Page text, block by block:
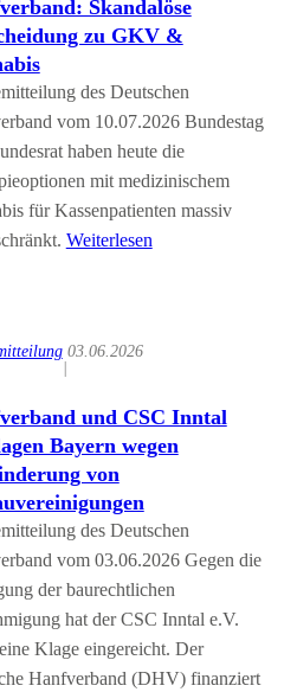
Skandalöse
zu GKV &
des Deutschen
vom 10.07.2026 Bundestag
haben heute die
mit medizinischem
für Kassenpatienten massiv
Weiterlesen
|
03.06.2026
und CSC Inntal
Bayern wegen
von
des Deutschen
vom 03.06.2026 Gegen die
der baurechtlichen
hat der CSC Inntal e.V.
Klage eingereicht. Der
Hanfverband (DHV) finanziert